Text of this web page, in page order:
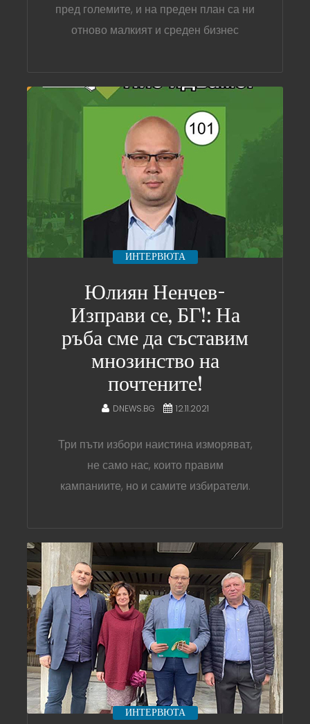
пред големите, и на преден план са ни
отново малкият и среден бизнес
ИНТЕРВЮТА
Юлиян Ненчев-
Изправи се, БГ!: На
ръба сме да съставим
мнозинство на
почтените!
DNEWS.BG 12.11.2021
Три пъти избори наистина изморяват,
не само нас, които правим
кампаниите, но и самите избиратели.
ИНТЕРВЮТА